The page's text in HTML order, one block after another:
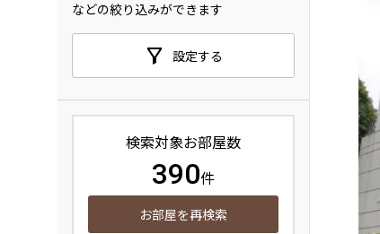
などの絞り込みができます
設定する
検索対象お部屋数
390件
お部屋を再検索